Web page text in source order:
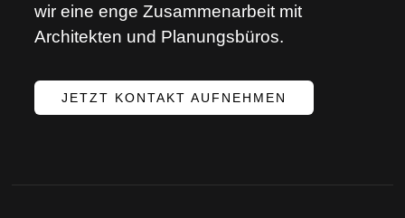
wir eine enge Zusammenarbeit mit
Architekten und Planungsbüros.
JETZT KONTAKT AUFNEHMEN